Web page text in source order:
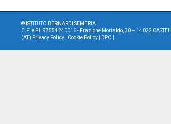
© ISTITUTO BERNARDI SEMERIA
C.F. e P.I. 97554240016 - Frazione Morialdo, 30 – 14022
(AT) Privacy Policy Cookie Policy DPO